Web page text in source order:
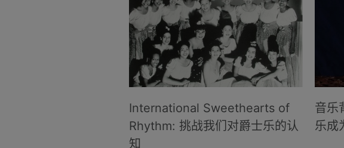
International Sweethearts of
Rhythm: 挑战我们对爵士乐的认
知
音乐
乐成